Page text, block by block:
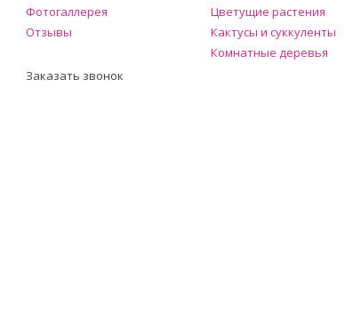
Фотогаллерея
Отзывы
Цветущие растения
Кактусы и суккуленты
Комнатные деревья
Заказать звонок